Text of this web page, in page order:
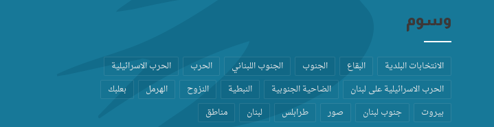
وسوم
الانتخابات البلدية البقاع الجنوب الجنوب اللبناني الحرب
الحرب الاسرائيلية
الحرب الاسرائيلية على لبنان
الضاحية الجنوبية النبطية النزوح الهرمل
بعلبك
بيروت
جنوب لبنان صور طرابلس لبنان مناطق